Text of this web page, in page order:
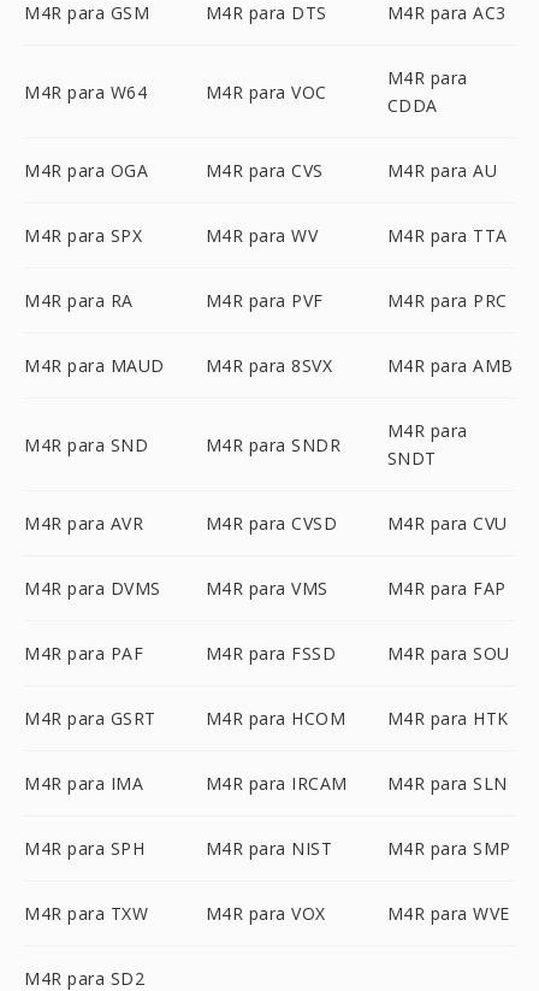
M4R para GSM M4R para DTS M4R para AC3
M4R para W64 M4R para VOC
M4R para
CDDA
M4R para OGA M4R para CVS M4R para AU
M4R para SPX M4R para WV M4R para TTA
M4R para RA M4R para PVF M4R para PRC
M4R para MAUD M4R para 8SVX M4R para AMB
M4R para SND M4R para SNDR
M4R para
SNDT
M4R para AVR M4R para CVSD M4R para CVU
M4R para DVMS M4R para VMS M4R para FAP
M4R para PAF M4R para FSSD M4R para SOU
M4R para GSRT M4R para HCOM M4R para HTK
M4R para IMA M4R para IRCAM M4R para SLN
M4R para SPH M4R para NIST M4R para SMP
M4R para TXW M4R para VOX M4R para WVE
M4R para SD2